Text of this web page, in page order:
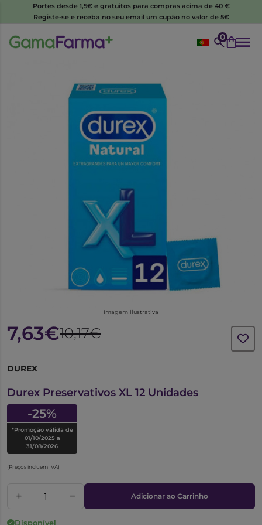
Portes desde 1,5€ e gratuitos para compras acima de 40 €
Registe-se e receba no seu email um cupão no valor de 5€
0
Imagem ilustrativa
7,63€10,17€
DUREX
Durex Preservativos XL 12 Unidades
-25%
*Promoção válida de
01/10/2025 a
31/08/2026
(Preços incluem IVA)
Adicionar ao Carrinho
Disponível